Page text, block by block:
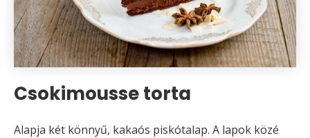
Csokimousse torta
Alapja két könnyű, kakaós piskótalap. A lapok közé